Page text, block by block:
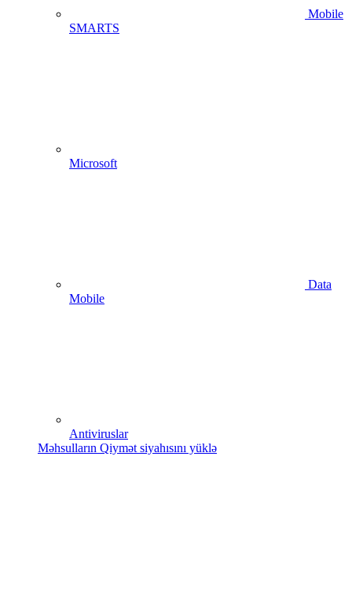
Mobile
SMARTS
Microsoft
Data
Mobile
Antiviruslar
Məhsulların Qiymət siyahısını yüklə